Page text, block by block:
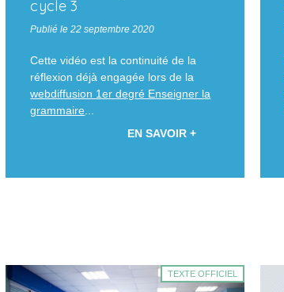
cycle 3
Publié le 22 septembre 2020
Cette vidéo est la continuité de la
réflexion déjà engagée lors de la
webdiffusion 1er degré Enseigner la
grammaire...
EN SAVOIR +
TEXTE OFFICIEL